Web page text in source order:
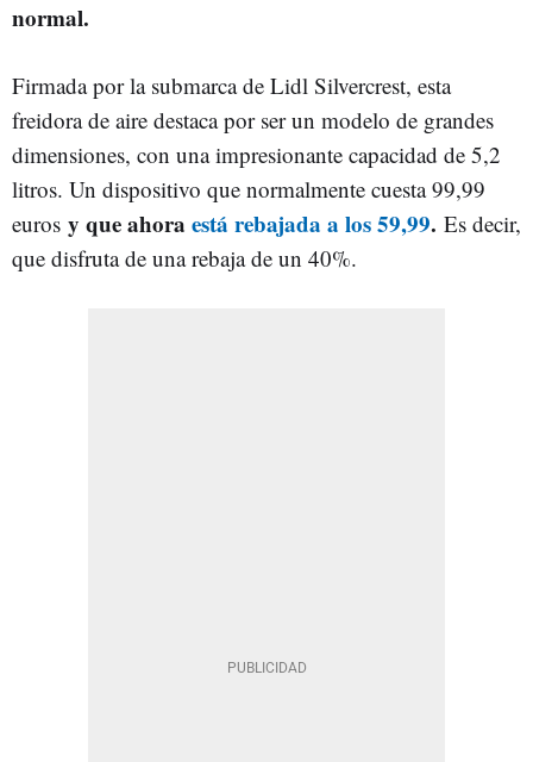
normal.
Firmada por la submarca de Lidl Silvercrest, esta
freidora de aire destaca por ser un modelo de grandes
dimensiones, con una impresionante capacidad de 5,2
litros. Un dispositivo que normalmente cuesta 99,99
euros y que ahora está rebajada a los 59,99. Es decir,
que disfruta de una rebaja de un 40%.